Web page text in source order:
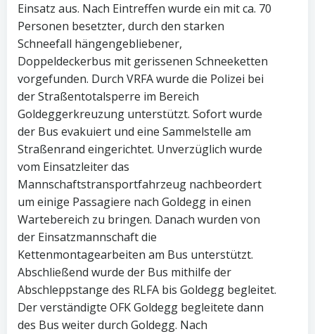
Einsatz aus. Nach Eintreffen wurde ein mit ca. 70
Personen besetzter, durch den starken
Schneefall hängengebliebener,
Doppeldeckerbus mit gerissenen Schneeketten
vorgefunden. Durch VRFA wurde die Polizei bei
der Straßentotalsperre im Bereich
Goldeggerkreuzung unterstützt. Sofort wurde
der Bus evakuiert und eine Sammelstelle am
Straßenrand eingerichtet. Unverzüglich wurde
vom Einsatzleiter das
Mannschaftstransportfahrzeug nachbeordert
um einige Passagiere nach Goldegg in einen
Wartebereich zu bringen. Danach wurden von
der Einsatzmannschaft die
Kettenmontagearbeiten am Bus unterstützt.
Abschließend wurde der Bus mithilfe der
Abschleppstange des RLFA bis Goldegg begleitet.
Der verständigte OFK Goldegg begleitete dann
des Bus weiter durch Goldegg. Nach